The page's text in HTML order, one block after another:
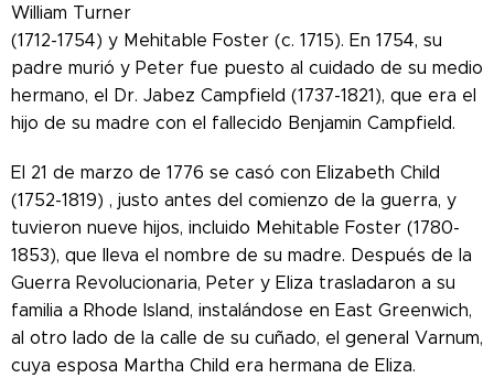
William Turner
(1712-1754) y Mehitable Foster (c. 1715). En 1754, su
padre murió y Peter fue puesto al cuidado de su medio
hermano, el Dr. Jabez Campfield (1737-1821), que era el
hijo de su madre con el fallecido Benjamin Campfield.
El 21 de marzo de 1776 se casó con Elizabeth Child
(1752-1819) , justo antes del comienzo de la guerra, y
tuvieron nueve hijos, incluido Mehitable Foster (1780-
1853), que lleva el nombre de su madre. Después de la
Guerra Revolucionaria, Peter y Eliza trasladaron a su
familia a Rhode Island, instalándose en East Greenwich,
al otro lado de la calle de su cuñado, el general Varnum,
cuya esposa Martha Child era hermana de Eliza.